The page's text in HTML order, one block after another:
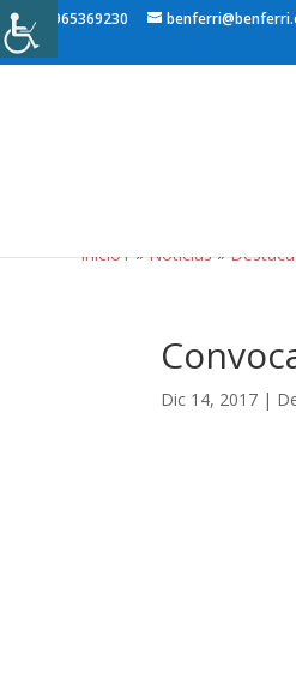
965369230
Inicio1»Noticias»
Dic 14, 2017 |